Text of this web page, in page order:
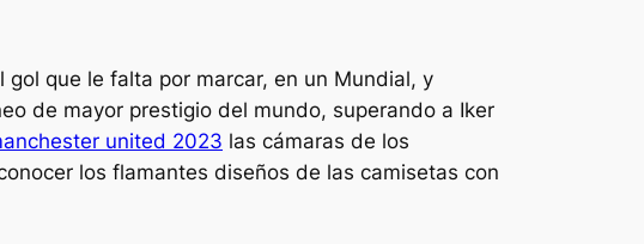
que le falta por marcar, en un Mundial, y
de mayor prestigio del mundo, superando a Iker
united 2023 las cámaras de los
los flamantes diseños de las camisetas con